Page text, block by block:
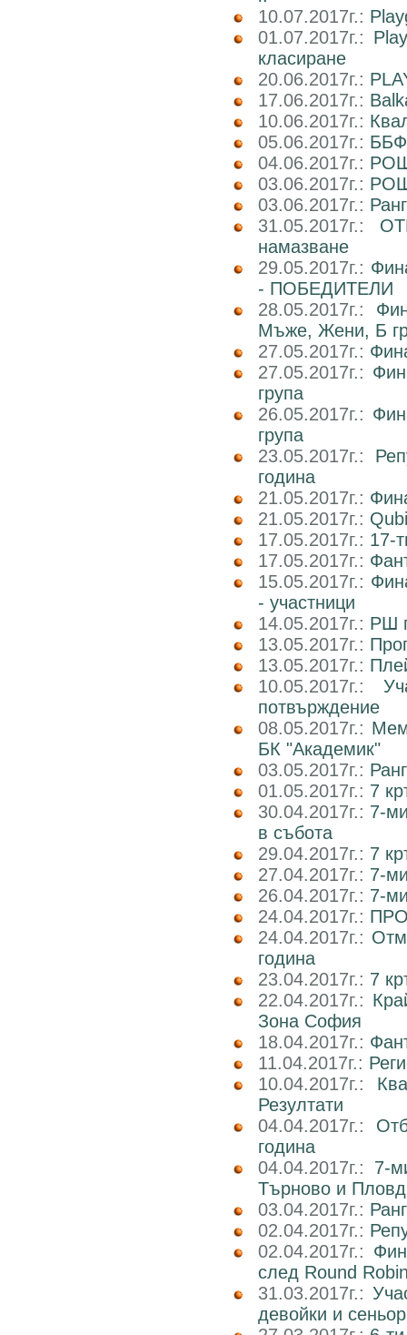
10.07.2017г.:
01.07.2017г.:
класиране
20.06.2017г.:
17.06.2017г.:
10.06.2017г.:
05.06.2017г.: ББФ
04.06.2017г.:
03.06.2017г.:
03.06.2017г.:
31.05.2017г.:
намазване
29.05.2017г.:
- ПОБЕДИТЕЛИ
28.05.2017г.:
Мъже, Жени, Б
27.05.2017г.:
27.05.2017г.:
група
26.05.2017г.:
група
23.05.2017г.:
година
21.05.2017г.:
21.05.2017г.:
17.05.2017г.: 17-
17.05.2017г.:
15.05.2017г.:
- участници
14.05.2017г.: РШ
13.05.2017г.:
13.05.2017г.:
10.05.2017г.:
потвърждение
08.05.2017г.:
БК "Академик"
03.05.2017г.:
01.05.2017г.: 7
30.04.2017г.: 7-
в събота
29.04.2017г.: 7
27.04.2017г.: 7-
26.04.2017г.: 7-
24.04.2017г.:
24.04.2017г.:
година
23.04.2017г.: 7
22.04.2017г.:
Зона София
18.04.2017г.:
11.04.2017г.:
10.04.2017г.:
Резултати
04.04.2017г.:
година
04.04.2017г.: 7-
Търново и
03.04.2017г.:
02.04.2017г.:
02.04.2017г.:
след Round
31.03.2017г.:
девойки и